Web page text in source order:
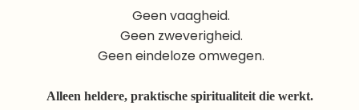
Geen vaagheid.
Geen zweverigheid.
Geen eindeloze omwegen.
Alleen heldere, praktische spiritualiteit die werkt.